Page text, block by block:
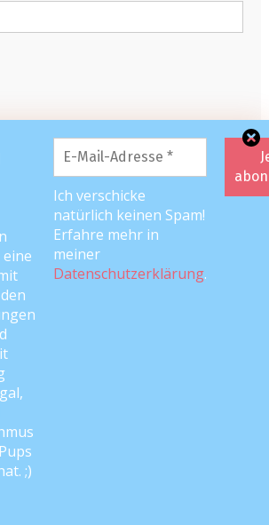
;)
Ich verschicke
natürlich keinen Spam!
Erfahre mehr in
meiner
Datenschutzerklärung.
Akismet, um Spam zu